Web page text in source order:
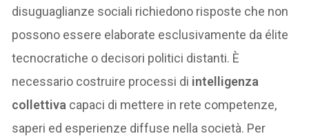
disuguaglianze sociali richiedono risposte che non
possono essere elaborate esclusivamente da élite
tecnocratiche o decisori politici distanti. È
necessario costruire processi di intelligenza
collettiva capaci di mettere in rete competenze,
saperi ed esperienze diffuse nella società. Per